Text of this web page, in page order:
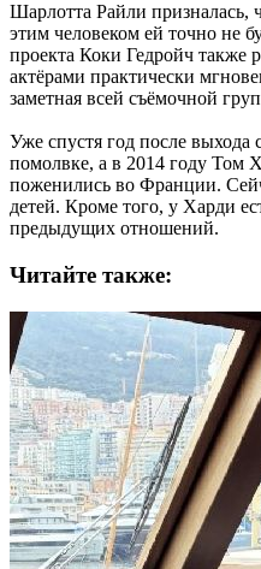
Шарлотта Райли призналась,
этим человеком ей точно не
проекта Коки Гедройч также
актёрами практически
заметная всей съёмочной
Уже спустя год после выхода
помолвке, а в 2014 году Том
поженились во Франции.
детей. Кроме того, у Харди
предыдущих отношений.
Читайте также: